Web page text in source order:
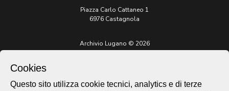
Piazza Carlo Cattaneo 1
6976 Castagnola
Archivio Lugano © 2026
Cookies
Questo sito utilizza cookie tecnici, analytics e di terze